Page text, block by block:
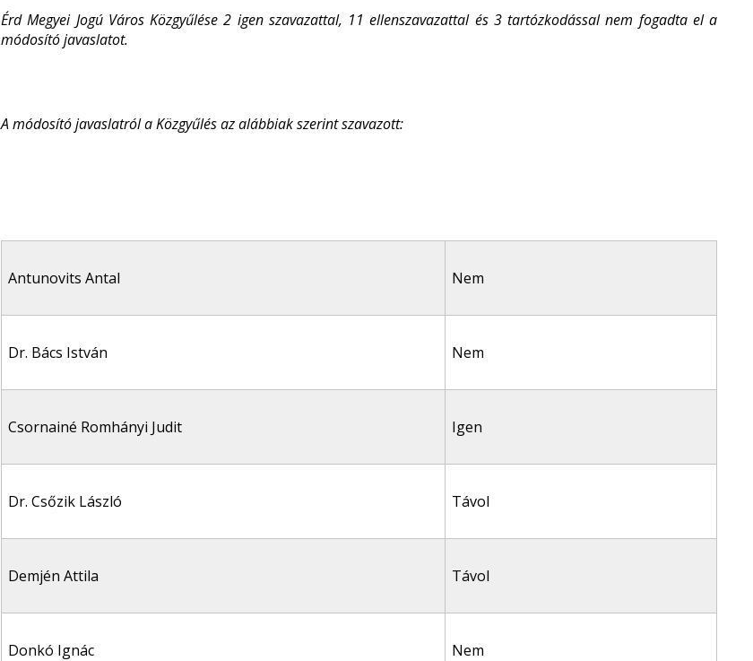
Érd Megyei Jogú Város Közgyűlése 2 igen szavazattal, 11 ellenszavazattal és 3 tartózkodással nem fogadta el a
módosító javaslatot.
A módosító javaslatról a Közgyűlés az alábbiak szerint szavazott:
Antunovits Antal Nem
Dr. Bács István Nem
Csornainé Romhányi Judit Igen
Dr. Csőzik László Távol
Demjén Attila Távol
Donkó Ignác Nem